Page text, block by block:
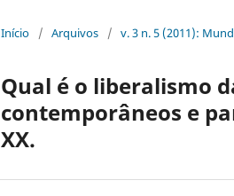
Início / Arquivos / v. 3 n. 5 (2011):
Qual é o liberalismo
contemporâneos e
XX.